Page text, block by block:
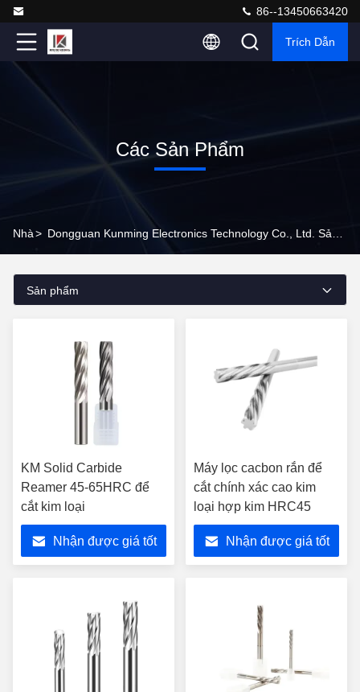
86--13450663420
Trích Dẫn
Các Sản Phẩm
Nhà>
Sản phẩm
KM Solid Carbide
Reamer 45-65HRC để
cắt kim loại
Nhận được giá tốt
Máy lọc cacbon rắn để
cắt chính xác cao kim
loại hợp kim HRC45
Nhận được giá tốt